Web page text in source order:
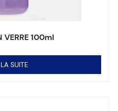
VERRE 100ml
SUITE